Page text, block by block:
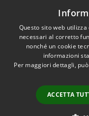
Dichiarazione di
RSS
Questo sito web
necessari al corretto
nonché un cookie
informazioni
Per maggiori dettagli,
ACCETTA